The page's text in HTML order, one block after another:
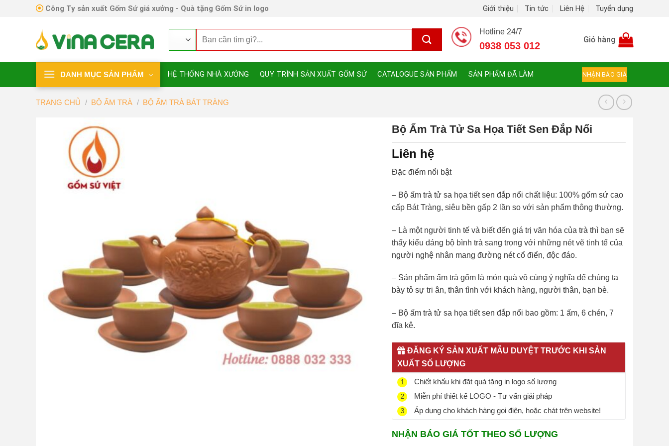
Công Ty sản xuất Gốm Sứ giá xưởng - Quà tặng Gốm Sứ in logo Giới thiệu Tin tức Liên Hệ Tuyển dụng
kiếm:
Hotline 24/7
0938 053 012
Giỏ hàng
DANH MỤC SẢN PHẨM HỆ THỐNG NHÀ XƯỞNG QUY TRÌNH SẢN XUẤT GỐM SỨ CATALOGUE SẢN PHẨM SẢN PHẨM ĐÃ LÀM NHẬN BÁO GIÁ
TRANG CHỦ / BỘ ẤM TRÀ / BỘ ẤM TRÀ BÁT TRÀNG
Bộ Ấm Trà Tử Sa Họa Tiết Sen Đắp Nổi
Liên hệ
Đặc điểm nổi bật
– Bộ ấm trà tử sa họa tiết sen đắp nổi chất liệu: 100% gốm sứ cao
cấp Bát Tràng, siêu bền gấp 2 lần so với sản phẩm thông thường.
– Là một người tinh tế và biết đến giá trị văn hóa của trà thì bạn sẽ
thấy kiểu dáng bộ bình trà sang trọng với những nét vẽ tinh tế của
người nghệ nhân mang đường nét cổ điển, độc đáo.
– Sản phẩm ấm trà gốm là món quà vô cùng ý nghĩa để chúng ta
bày tỏ sự tri ân, thân tình với khách hàng, người thân, bạn bè.
– Bộ ấm trà tử sa họa tiết sen đắp nổi bao gồm: 1 ấm, 6 chén, 7
đĩa kê.
ĐĂNG KÝ SẢN XUẤT MẪU DUYỆT TRƯỚC KHI SẢN
XUẤT SỐ LƯỢNG
1 Chiết khấu khi đặt quà tặng in logo số lượng
2 Miễn phí thiết kế LOGO - Tư vấn giải pháp
3 Áp dụng cho khách hàng gọi điện, hoặc chát trên website!
NHẬN BÁO GIÁ TỐT THEO SỐ LƯỢNG